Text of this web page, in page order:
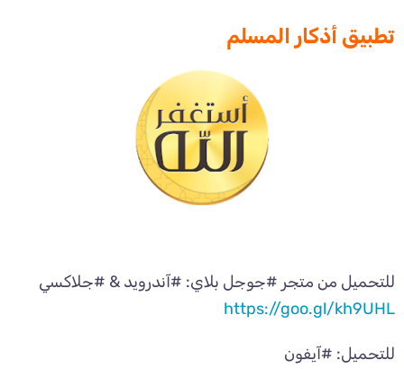
تطبيق أذكار المسلم
للتحميل من متجر #جوجل بلاي: #آندرويد & #جلاكسي
https://goo.gl/kh9UHL
للتحميل: #آيفون